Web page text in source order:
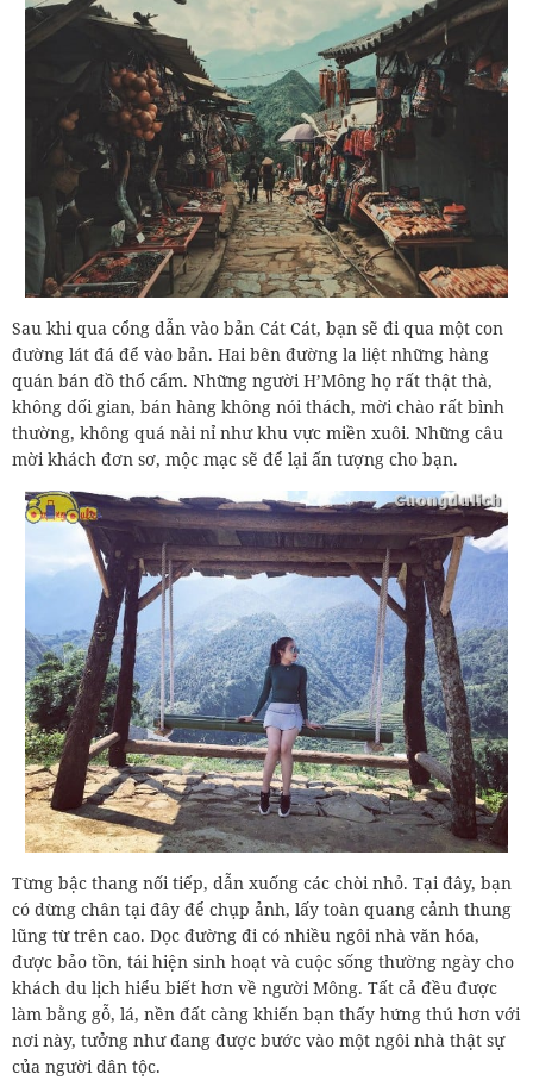
Sau khi qua cổng dẫn vào bản Cát Cát, bạn sẽ đi qua một con
đường lát đá để vào bản. Hai bên đường la liệt những hàng
quán bán đồ thổ cẩm. Những người H’Mông họ rất thật thà,
không dối gian, bán hàng không nói thách, mời chào rất bình
thường, không quá nài nỉ như khu vực miền xuôi. Những câu
mời khách đơn sơ, mộc mạc sẽ để lại ấn tượng cho bạn.
Từng bậc thang nối tiếp, dẫn xuống các chòi nhỏ. Tại đây, bạn
có dừng chân tại đây để chụp ảnh, lấy toàn quang cảnh thung
lũng từ trên cao. Dọc đường đi có nhiều ngôi nhà văn hóa,
được bảo tồn, tái hiện sinh hoạt và cuộc sống thường ngày cho
khách du lịch hiểu biết hơn về người Mông. Tất cả đều được
làm bằng gỗ, lá, nền đất càng khiến bạn thấy hứng thú hơn với
nơi này, tưởng như đang được bước vào một ngôi nhà thật sự
của người dân tộc.